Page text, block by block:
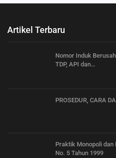
Artikel Terbaru
Nomor Induk
TDP, API dan…
PROSEDUR, CARA
Praktik Monopoli dan
No. 5 Tahun 1999